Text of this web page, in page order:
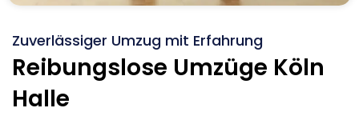
Zuverlässiger Umzug mit Erfahrung
Reibungslose Umzüge Köln
Halle